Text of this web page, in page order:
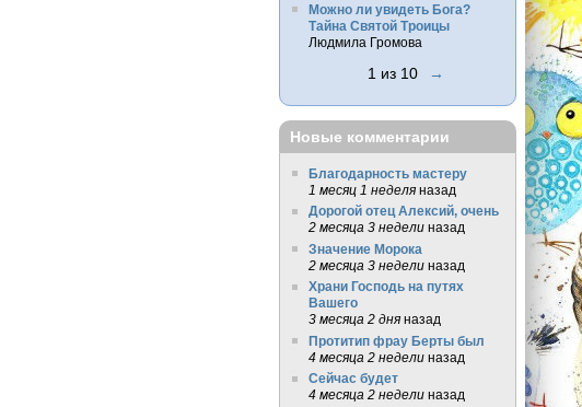
Можно ли увидеть Бога?
Тайна Святой Троицы
Людмила Громова
1 из 10 →
Новые комментарии
Благодарность мастеру
1 месяц 1 неделяназад
Дорогой отец Алексий, очень
2 месяца 3 неделиназад
Значение Морока
2 месяца 3 неделиназад
Храни Господь на путях
Вашего
3 месяца 2 дняназад
Протитип фрау Берты был
4 месяца 2 неделиназад
Сейчас будет
4 месяца 2 неделиназад